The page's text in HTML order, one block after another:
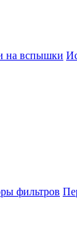
на вспышки
фильтров